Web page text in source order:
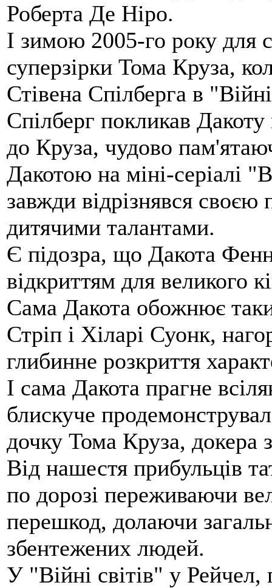
Роберта Де Ніро.
І зимою 2005-го року для
суперзірки Тома Круза,
Стівена Спілберга в
Спілберг покликав
до Круза, чудово
Дакотою на міні-серіалі
завжди відрізнявся своєю
дитячими талантами.
Є підозра, що Дакота
відкриттям для великого
Сама Дакота обожнює
Стріп і Хіларі Суонк,
глибинне розкриття
І сама Дакота прагне
блискуче
дочку Тома Круза,
Від нашестя прибульців
по дорозі переживаючи
перешкод, долаючи
збентежених людей.
У "Війні світів" у